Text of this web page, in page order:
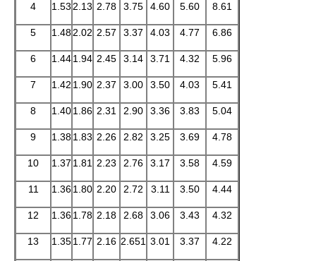
4 1.53 2.13 2.78 3.75 4.60 5.60 8.61
5 1.482.02 2.57 3.37 4.03 4.77 6.86
6 1.441.94 2.45 3.14 3.71 4.32 5.96
7 1.42 1.90 2.37 3.00 3.50 4.03 5.41
8 1.401.86 2.31 2.90 3.36 3.83 5.04
9 1.381.83 2.26 2.82 3.25 3.69 4.78
10 1.37 1.81 2.23 2.76 3.17 3.58 4.59
11 1.361.80 2.20 2.72 3.11 3.50 4.44
12 1.361.78 2.18 2.68 3.06 3.43 4.32
13 1.351.77 2.16 2.651 3.01 3.37 4.22